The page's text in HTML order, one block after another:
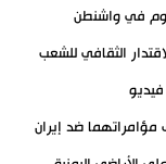
في واشنطن
الثقافي للشعب
ضد إيران